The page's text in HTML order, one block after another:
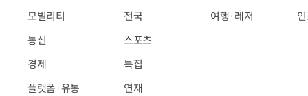
모빌리티
통신
경제
플랫폼·유통
전국
스포츠
특집
연재
여행·레저